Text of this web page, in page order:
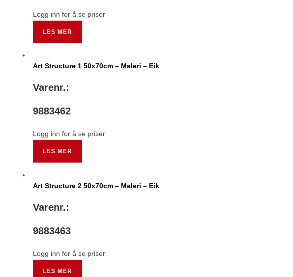
Logg inn for å se priser
LES MER
Art Structure 1 50x70cm – Maleri – Eik
Varenr.:
9883462
Logg inn for å se priser
LES MER
Art Structure 2 50x70cm – Maleri – Eik
Varenr.:
9883463
Logg inn for å se priser
LES MER